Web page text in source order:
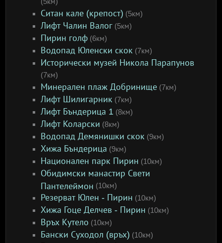
Ситан кале (крепост) (5км)
Лифт Чалин Валог (5км)
Пирин голф (6км)
Водопад Юленски скок (7км)
Исторически музей Никола Парапунов
(7км)
Минерален плаж Добринище (7км)
Лифт Шилигарник (7км)
Лифт Бъндерица 1 (8км)
Лифт Коларски (8км)
Водопад Демянишки скок (9км)
Хижа Бъндерица (9км)
Национален парк Пирин (10км)
Обидимски манастир Свети
Пантелеймон (10км)
Резерват Юлен - Пирин (10км)
Хижа Гоце Делчев - Пирин (10км)
Връх Кутело (10км)
Бански Суходол (връх) (10км)